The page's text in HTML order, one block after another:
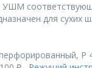
УШМ
для сухих
P